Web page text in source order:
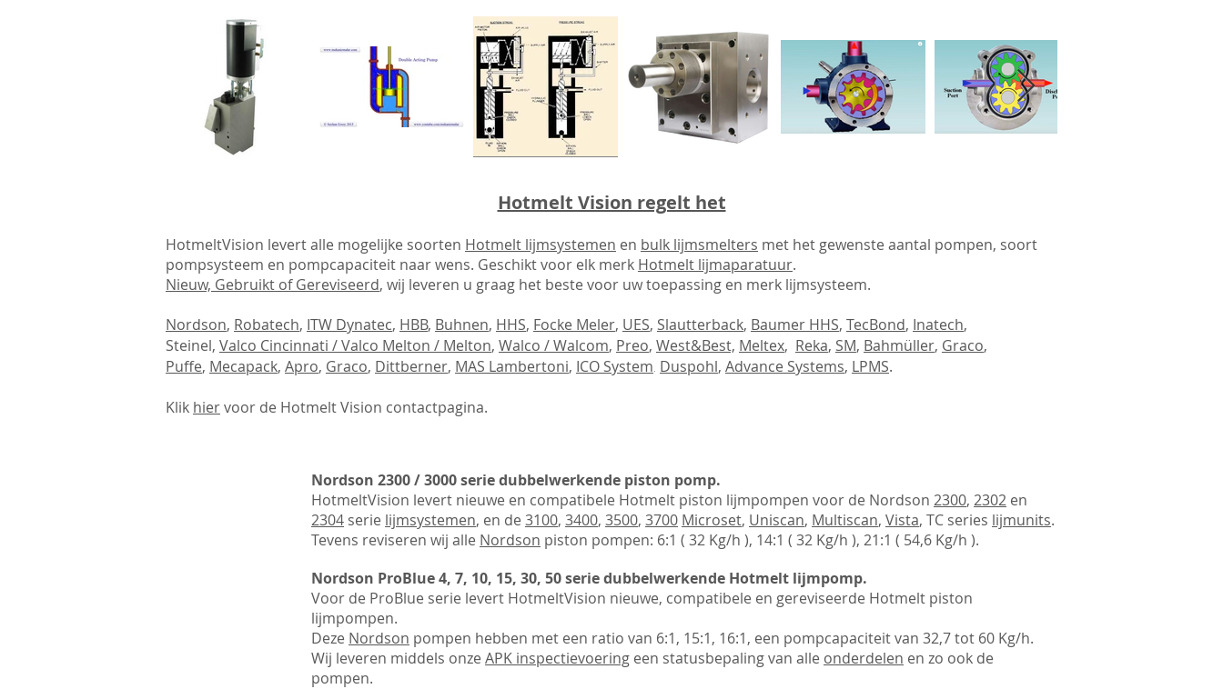
Hotmelt Vision regelt het
HotmeltVision levert alle mogelijke soorten Hotmelt lijmsystemen en bulk lijmsmelters met het gewenste aantal pompen, soort
pompsysteem en pompcapaciteit naar wens. Geschikt voor elk merk Hotmelt lijmaparatuur.
Nieuw, Gebruikt of Gereviseerd, wij leveren u graag het beste voor uw toepassing en merk lijmsysteem.
Nordson, Robatech, ITW Dynatec, HBB, Buhnen, HHS, Focke Meler, UES, Slautterback, Baumer HHS, TecBond, Inatech,
Steinel, Valco Cincinnati / Valco Melton / Melton, Walco / Walcom, Preo, West&Best, Meltex, Reka, SM, Bahmüller, Graco,
Puffe, Mecapack, Apro, Graco, Dittberner, MAS Lambertoni, ICO System​. Duspohl, Advance Systems, LPMS.
Klik hiervoor de Hotmelt Vision contactpagina.
Nordson 2300 / 3000 seriedubbelwerkende piston pomp.
HotmeltVision levert nieuwe en compatibele Hotmelt piston lijmpompen voor de Nordson 2300, 2302 en
2304 serie lijmsystemen, en de 3100, 3400, 3500, 3700 Microset, Uniscan, Multiscan, Vista, TC series lijmunits.
Tevens reviseren wij alle Nordson piston pompen: 6:1 ( 32 Kg/h ), 14:1 ( 32 Kg/h ), 21:1 ( 54,6 Kg/h ).
Nordson ProBlue 4, 7, 10, 15, 30, 50 seriedubbelwerkende Hotmelt lijmpomp.
Voor de ProBlue serie levert HotmeltVision nieuwe, compatibele en gereviseerde Hotmelt piston
lijmpompen.
Deze Nordson pompen hebben met een ratio van 6:1, 15:1, 16:1, een pompcapaciteit van 32,7 tot 60 Kg/h.
Wij leveren middels onze APK inspectievoering een statusbepaling van alle onderdelen en zo ook de
pompen.